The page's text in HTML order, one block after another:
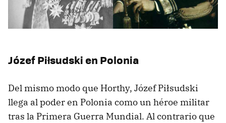
Józef Piłsudski en Polonia
Del mismo modo que Horthy, Józef Piłsudski
llega al poder en Polonia como un héroe militar
tras la Primera Guerra Mundial. Al contrario que